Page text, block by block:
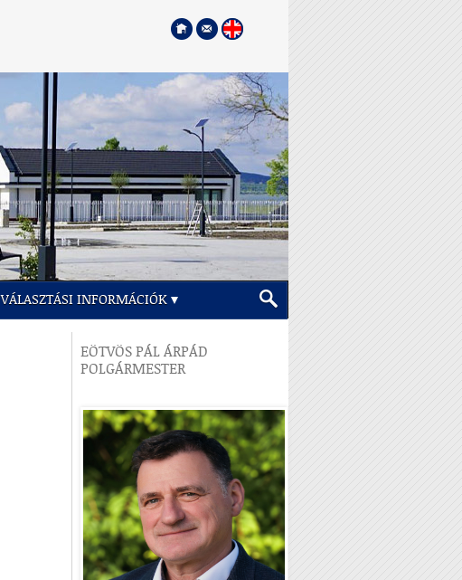
VÁLASZTÁSI INFORMÁCIÓK
EÖTVÖS PÁL ÁRPÁD
POLGÁRMESTER